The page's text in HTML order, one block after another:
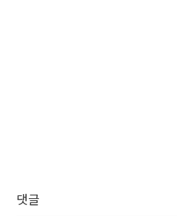
댓글